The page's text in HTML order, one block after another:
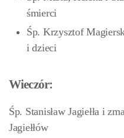
śmierci
Śp. Krzysztof
i dzieci
Wieczór:
Śp. Stanisław Jagiełła i
Jagiełłów